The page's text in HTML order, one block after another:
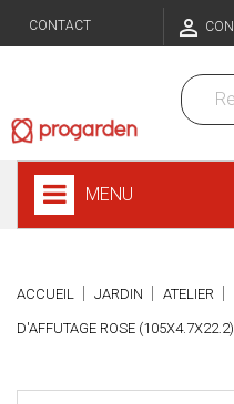
CONTACT 
MENU
ACCUEIL JARDIN ATELIER
D'AFFUTAGE ROSE (105X4.7X22.2)